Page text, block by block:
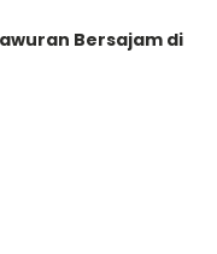
Bersajam di